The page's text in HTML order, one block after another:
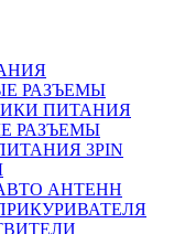
РАЗЪЕМЫ
ПИТАНИЯ
РАЗЪЕМЫ
3PIN
АНТЕНН